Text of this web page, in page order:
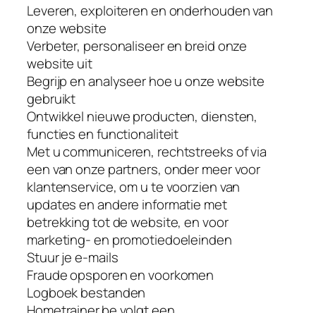
Leveren, exploiteren en onderhouden van
onze website
Verbeter, personaliseer en breid onze
website uit
Begrijp en analyseer hoe u onze website
gebruikt
Ontwikkel nieuwe producten, diensten,
functies en functionaliteit
Met u communiceren, rechtstreeks of via
een van onze partners, onder meer voor
klantenservice, om u te voorzien van
updates en andere informatie met
betrekking tot de website, en voor
marketing- en promotiedoeleinden
Stuur je e-mails
Fraude opsporen en voorkomen
Logboek bestanden